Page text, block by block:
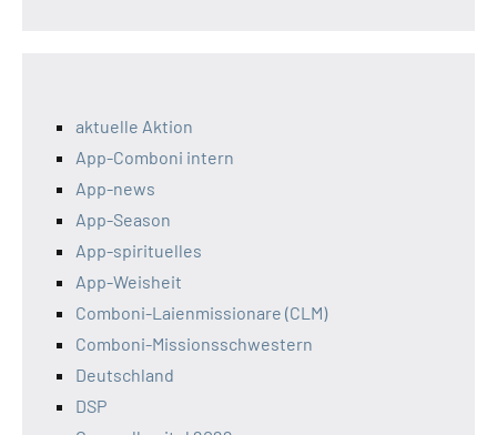
aktuelle Aktion
App-Comboni intern
App-news
App-Season
App-spirituelles
App-Weisheit
Comboni-Laienmissionare (CLM)
Comboni-Missionsschwestern
Deutschland
DSP